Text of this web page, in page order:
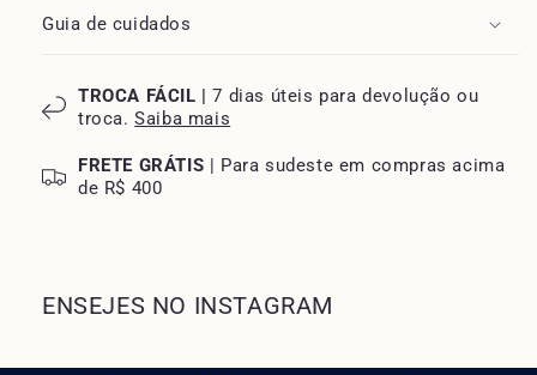
Guia de cuidados
TROCA FÁCIL |7 dias úteis para devolução ou
troca.Saiba mais
FRETE GRÁTIS | Para sudeste em compras acima
de R$ 400
ENSEJES NO INSTAGRAM